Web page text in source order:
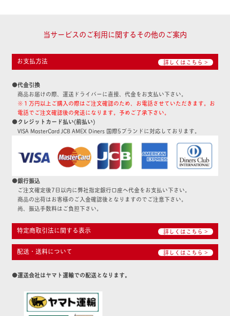
当サービスのご利用に関するその他のご案内
お支払方法 詳しくはこちら >
●代金引換
商品お届けの際、運送ドライバーに直接、代金をお支払い下さい。
※１万円以上ご購入の際はご注文確認のため、お電話させていただきます。お
電話でご注文確認後の発送になります。予めご了承下さい。
●クレジットカード払い(前払い)
VISA MasterCard JCB AMEX Diners 国際5ブランドに対応しております。
●銀行振込
ご注文確定後7日以内に弊社指定銀行口座へ代金をお支払い下さい。
商品の出荷はお客様のご入金確認後となりますのでご注意下さい。
尚、振込手数料はご負担下さい。
特定商取引法に関する表示 詳しくはこちら >
配送・送料について 詳しくはこちら >
●運送会社はヤマト運輸での配送となります。